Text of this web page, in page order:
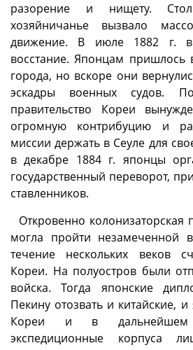
разорение и нищету.
хозяйничанье вызвало
движение. В июле 1882 г. в
восстание. Японцам пришлось
города, но вскоре они
эскадры военных судов.
правительство Кореи
огромную контрибуцию и
миссии держать в Сеуле для
в декабре 1884 г. японцы
государственный переворот,
ставленников.
Откровенно колонизаторская
могла пройти незамеченной
течение нескольких веков
Кореи. На полуостров были
войска. Тогда японские
Пекину отозвать и китайские,
Кореи и в дальнейшем
экспедиционные корпуса